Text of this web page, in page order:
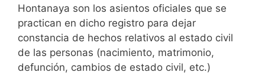
Hontanaya son los asientos oficiales que se
practican en dicho registro para dejar
constancia de hechos relativos al estado civil
de las personas (nacimiento, matrimonio,
defunción, cambios de estado civil, etc.)